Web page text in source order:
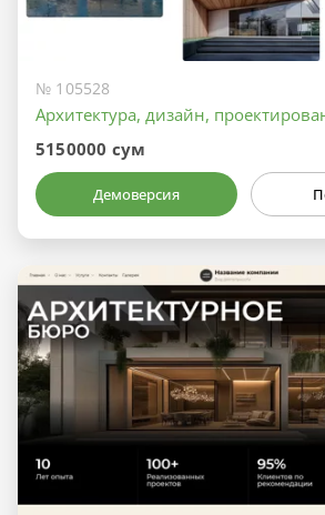
№ 105528
Архитектура, дизайн,
5150000 сум
Демоверсия